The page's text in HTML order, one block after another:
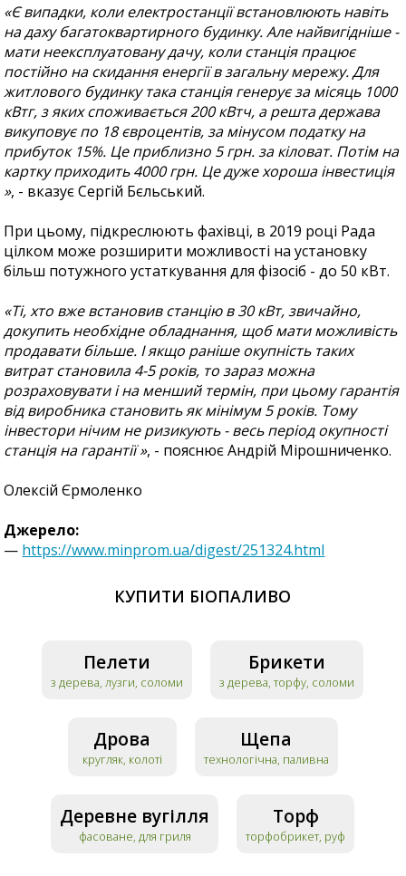
«Є випадки, коли електростанції встановлюють навіть
на даху багатоквартирного будинку. Але найвигідніше -
мати неексплуатовану дачу, коли станція працює
постійно на скидання енергії в загальну мережу. Для
житлового будинку така станція генерує за місяць 1000
кВтг, з яких споживається 200 кВтч, а решта держава
викуповує по 18 євроцентів, за мінусом податку на
прибуток 15%. Це приблизно 5 грн. за кіловат. Потім на
картку приходить 4000 грн. Це дуже хороша інвестиція
», - вказує Сергій Бєльський.
При цьому, підкреслюють фахівці, в 2019 році Рада
цілком може розширити можливості на установку
більш потужного устаткування для фізосіб - до 50 кВт.
«Ті, хто вже встановив станцію в 30 кВт, звичайно,
докупить необхідне обладнання, щоб мати можливість
продавати більше. І якщо раніше окупність таких
витрат становила 4-5 років, то зараз можна
розраховувати і на менший термін, при цьому гарантія
від виробника становить як мінімум 5 років. Тому
інвестори нічим не ризикують - весь період окупності
станція на гарантії », - пояснює Андрій Мірошниченко.
Олексій Єрмоленко
Джерело:
— https://www.minprom.ua/digest/251324.html
КУПИТИ БІОПАЛИВО
Пелети
з дерева, лузги, соломи
Брикети
з дерева, торфу, соломи
Дрова
кругляк, колоті
Щепа
технологічна, паливна
Деревне вугілля
фасоване, для гриля
Торф
торфобрикет, руф